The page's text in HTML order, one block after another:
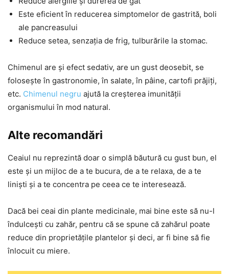
Este eficient în reducerea simptomelor de gastrită, boli
ale pancreasului
Reduce setea, senzația de frig, tulburările la stomac.
Chimenul are și efect sedativ, are un gust deosebit, se
folosește în gastronomie, în salate, în pâine, cartofi prăjiți,
etc. Chimenul negru ajută la creșterea imunității
organismului în mod natural.
Alte recomandări
Ceaiul nu reprezintă doar o simplă băutură cu gust bun, el
este și un mijloc de a te bucura, de a te relaxa, de a te
liniști și a te concentra pe ceea ce te interesează.
Dacă bei ceai din plante medicinale, mai bine este să nu-l
îndulcești cu zahăr, pentru că se spune că zahărul poate
reduce din proprietățile plantelor și deci, ar fi bine să fie
înlocuit cu miere.